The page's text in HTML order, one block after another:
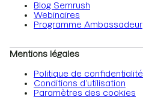
Blog Semrush
Webinaires
Programme Ambassadeur
Mentions légales
Politique de confidentialité
Conditions d’utilisation
Paramètres des cookies